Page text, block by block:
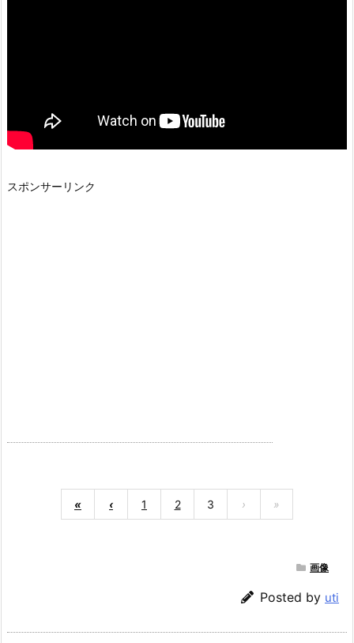
スポンサーリンク
« ‹ 1 2 3 › »
画像
Posted by uti